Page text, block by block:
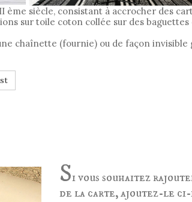
siècle, consistant à accrocher des
sur toile coton collée sur des
chaînette (fournie) ou de façon invisible
Si vous souhaitez
de la carte, ajoutez-le ci-